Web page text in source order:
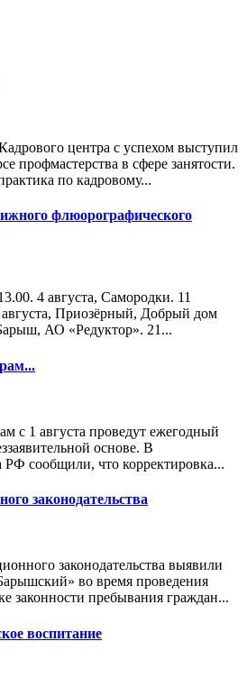
центра с успехом выступил
профмастерства в сфере занятости.
по кадровому...
флюорографического
4 августа, Самородки. 11
Приозёрный, Добрый дом
АО «Редуктор». 21...
с 1 августа проведут ежегодный
основе. В
сообщили, что корректировка...
законодательства
законодательства выявили
во время проведения
законности пребывания граждан...
воспитание